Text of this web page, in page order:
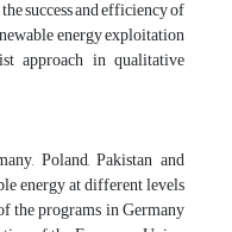
success and efficiency of
energy exploitation
approach in qualitative
Poland, Pakistan and
energy at different levels
the programs in Germany